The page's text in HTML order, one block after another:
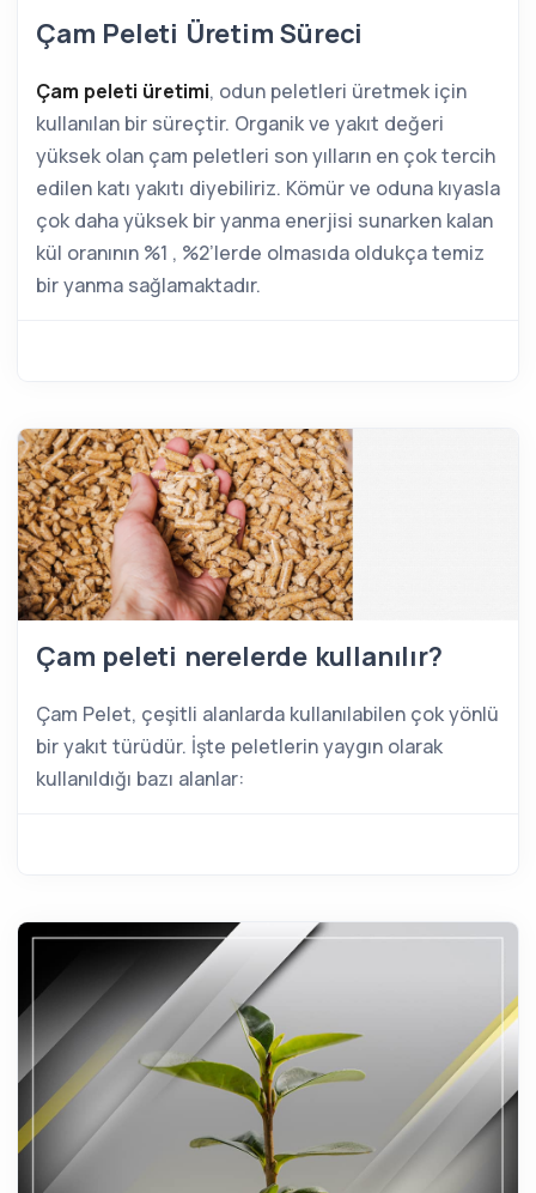
Çam Peleti Üretim Süreci
Çam peleti üretimi, odun peletleri üretmek için
kullanılan bir süreçtir. Organik ve yakıt değeri
yüksek olan çam peletleri son yılların en çok tercih
edilen katı yakıtı diyebiliriz. Kömür ve oduna kıyasla
çok daha yüksek bir yanma enerjisi sunarken kalan
kül oranının %1 , %2’lerde olmasıda oldukça temiz
bir yanma sağlamaktadır.
Çam peleti nerelerde kullanılır?
Çam Pelet, çeşitli alanlarda kullanılabilen çok yönlü
bir yakıt türüdür. İşte peletlerin yaygın olarak
kullanıldığı bazı alanlar: